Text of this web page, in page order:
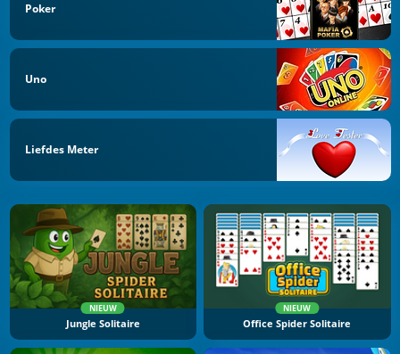
Poker
Uno
Liefdes Meter
NIEUW
Jungle Solitaire
NIEUW
Office Spider Solitaire